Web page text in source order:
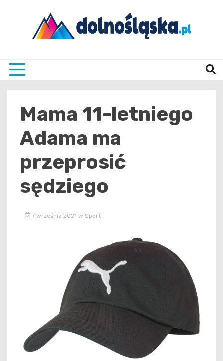
Mama 11-letniego
Adama ma
przeprosić
sędziego
7 września 2021 w Sport